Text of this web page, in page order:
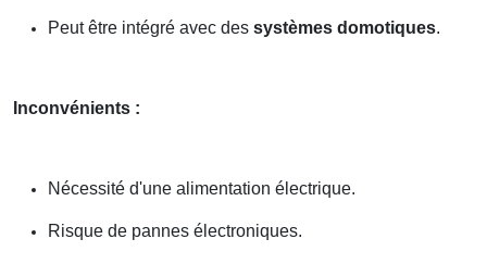
Peut être intégré avec des systèmes domotiques.
Inconvénients :
Nécessité d'une alimentation électrique.
Risque de pannes électroniques.